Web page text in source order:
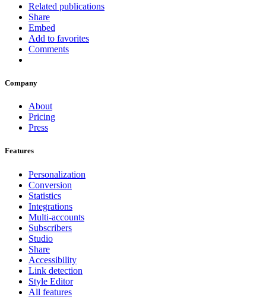
Related publications
Share
Embed
Add to favorites
Comments
Company
About
Pricing
Press
Features
Personalization
Conversion
Statistics
Integrations
Multi-accounts
Subscribers
Studio
Share
Accessibility
Link detection
Style Editor
All features